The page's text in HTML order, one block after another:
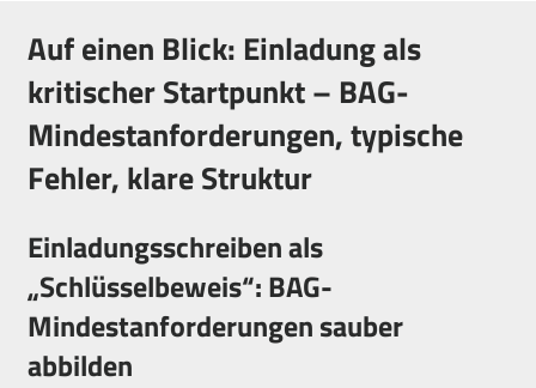
Auf einen Blick: Einladung als
kritischer Startpunkt – BAG-
Mindestanforderungen, typische
Fehler, klare Struktur
Einladungsschreiben als
„Schlüsselbeweis“: BAG-
Mindestanforderungen sauber
abbilden